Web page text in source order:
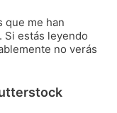
que me han
. Si estás leyendo
no verás